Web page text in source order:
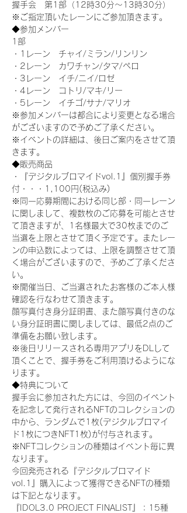
握手会　第1部（12時30分～13時30分）
※ご指定頂いたレーンにご参加頂きます。
◆参加メンバー
1部
・1レーン　チャイ/ミラン/リンリン
・2レーン　カワチャン/タマ/ペロ
・3レーン　イチ/ニイ/ロゼ
・4レーン　コトリ/マキ/リー
・5レーン　イチゴ/サナ/マリオ
※参加メンバーは都合により変更となる場合
がございますので予めご了承ください。
※イベントの詳細は、後日ご案内をさせて頂
きます。
◆販売商品
・『デジタルブロマイドvol.1』個別握手券
付・・・1,100円(税込み)
※同一応募期間における同じ部・同一レーン
に関しまして、複数枚のご応募を可能とさせ
て頂きますが、1名様最大で30枚までのご
当選を上限とさせて頂く予定です。またレー
ンの申込数によっては、上限を調整させて頂
く場合がございますので、予めご了承くださ
い。
※開催当日、ご当選されたお客様のご本人様
確認を行なわせて頂きます。
顔写真付き身分証明書、また顔写真付きのな
い身分証明書に関しましては、最低2点のご
準備をお願い致します。
※後日リリースされる専用アプリをDLして
頂くことで、握手券をご利用頂けるようにな
ります。
◆特典について
握手会に参加された方には、今回のイベント
を記念して発行されるNFTのコレクションの
中から、ランダムで1枚(デジタルブロマイ
ド1枚につきNFT1枚)が付与されます。
※NFTコレクションの種類はイベント毎に異
なります。
今回発売される『デジタルブロマイド
vol.1』購入によって獲得できるNFTの種類
は下記となります。
『IDOL3.0 PROJECT FINALIST』：15種